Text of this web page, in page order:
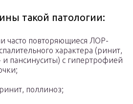
такой патологии:
часто повторяющиеся ЛОР-
характера (ринит,
и пансинуситы) с гипертрофией
поллиноз;